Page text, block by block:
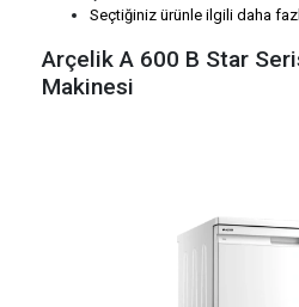
Seçtiğiniz ürünle ilgili daha
Arçelik A 600 B Star
Makinesi